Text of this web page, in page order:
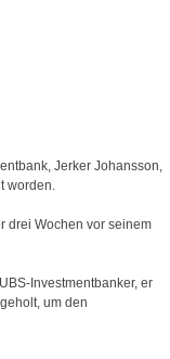
Jerker Johansson,
worden.
drei Wochen vor seinem
Investmentbanker, er
um den